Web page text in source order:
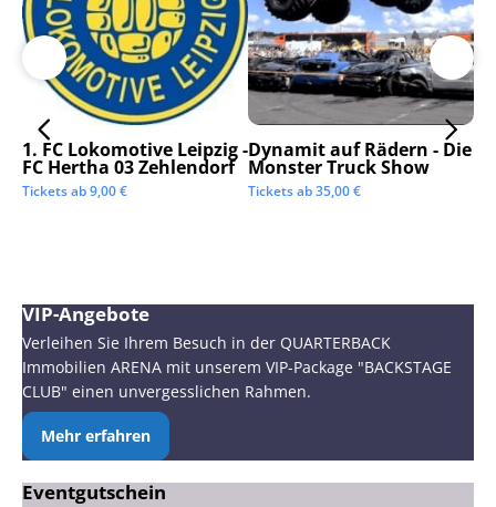
1. FC Lokomotive Leipzig -
FC Hertha 03 Zehlendorf
Tickets ab9,00€
Dynamit auf Rädern - Die
Monster Truck Show
Tickets ab35,00€
VIP-Angebote
Verleihen Sie Ihrem Besuch in der QUARTERBACK
Immobilien ARENA mit unserem VIP-Package "BACKSTAGE
CLUB" einen unvergesslichen Rahmen.
Mehr erfahren
Eventgutschein